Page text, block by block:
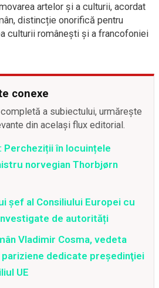
artelor și a culturii, acordat
distincție onorifică pentru
culturii românești și a francofoniei
conexe
a subiectului, urmărește
din același flux editorial.
Percheziții în locuințele
norvegian Thorbjørn
șef al Consiliului Europei cu
de autorități
Vladimir Cosma, vedeta
dedicate preşedinţiei
UE